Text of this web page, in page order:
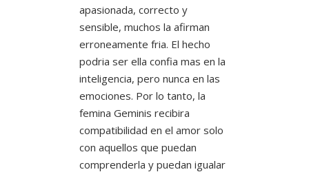
apasionada, correcto y
sensible, muchos la afirman
erroneamente fria. El hecho
podri­a ser ella confia mas en la
inteligencia, pero nunca en las
emociones. Por lo tanto, la
femina Geminis recibira
compatibilidad en el amor solo
con aquellos que puedan
comprenderla y puedan igualar